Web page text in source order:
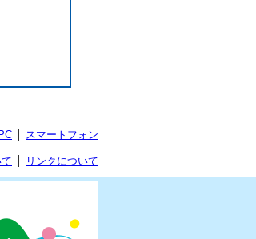
PC スマートフォン
リンクについて